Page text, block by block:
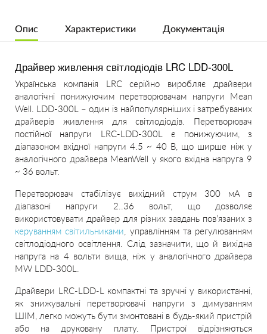
Опис Характеристики Документація
Драйвер живлення світлодіодів LRC LDD-300L
Українська компанія LRC серійно виробляє драйвери
аналогічні понижуючим перетворювачам напруги Mean
Well. LDD-300L – один із найпопулярніших і затребуваних
драйверів живлення для світлодіодів. Перетворювач
постійної напруги LRC-LDD-300L є понижуючим, з
діапазоном вхідної напруги 4.5 ~ 40 В, що ширше ніж у
аналогічного драйвера MeanWell у якого вхідна напруга 9
~ 36 вольт.
Перетворювач стабілізує вихідний струм 300 мА в
діапазоні напруги 2..36 вольт, що дозволяє
використовувати драйвер для різних завдань пов’язаних з
керуванням світильниками, управлінням та регулюванням
світлодіодного освітлення. Слід зазначити, що й вихідна
напруга на 4 вольти вища, ніж у аналогічного драйвера
MW LDD-300L.
Драйвери LRC-LDD-L компактні та зручні у використанні,
як знижувальні перетворювачі напруги з димуванням
ШІМ, легко можуть бути змонтовані в будь-який пристрій
або на друковану плату. Пристрої відрізняються